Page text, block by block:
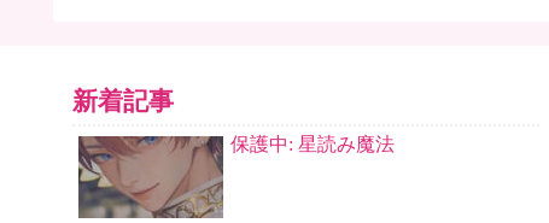
新着記事
保護中: 星読み魔法